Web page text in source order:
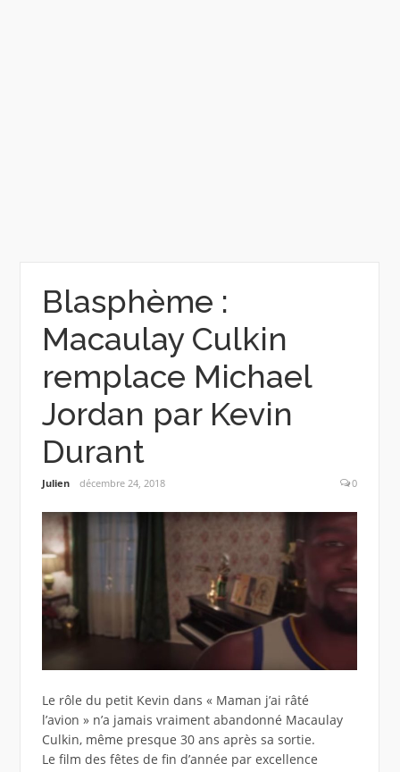
Blasphème :
Macaulay Culkin
remplace Michael
Jordan par Kevin
Durant
Julien décembre 24, 2018 0
Le rôle du petit Kevin dans « Maman j’ai râté
l’avion » n’a jamais vraiment abandonné Macaulay
Culkin, même presque 30 ans après sa sortie.
Le film des fêtes de fin d’année par excellence